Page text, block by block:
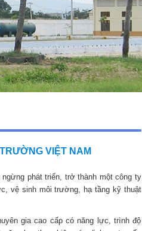
VIỆT NAM
phát triển, trở thành một công ty
vệ sinh môi trường, hạ tầng kỹ thuật
gia cao cấp có năng lực, trình độ